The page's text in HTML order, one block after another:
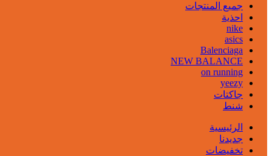
جميع المنتجات
احذية
nike
asics
Balenciaga
NEW BALANCE
on running
yeezy
جاكتات
شنط
الرئيسية
جديدنا
تخفيضات